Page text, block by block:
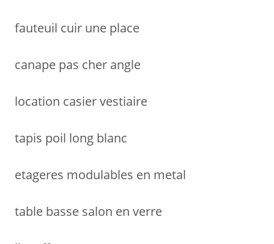
fauteuil cuir une place
canape pas cher angle
location casier vestiaire
tapis poil long blanc
etageres modulables en metal
table basse salon en verre